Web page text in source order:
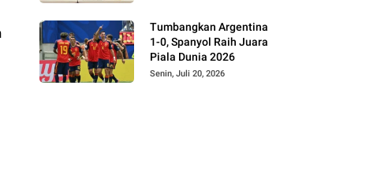
Tumbangkan Argentina
1-0, Spanyol Raih Juara
Piala Dunia 2026
Senin, Juli 20, 2026